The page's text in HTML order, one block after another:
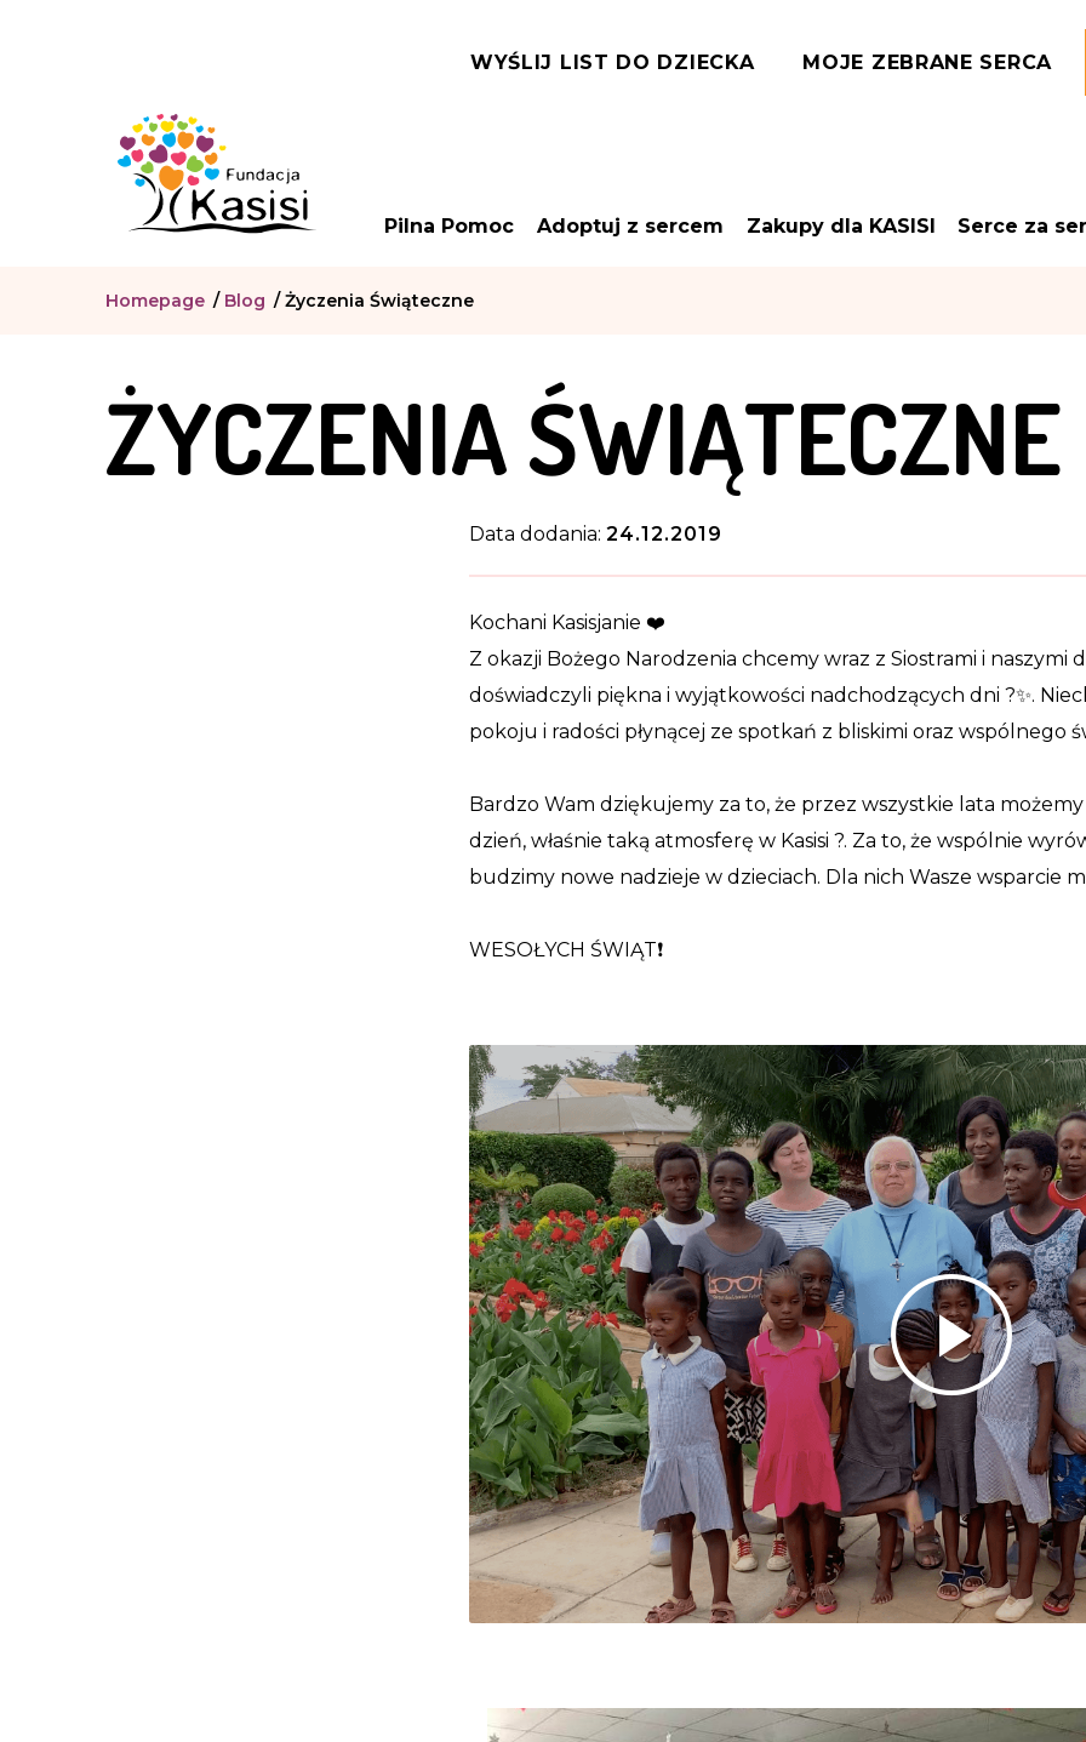
WYŚLIJ LIST DO DZIECKA MOJE ZEBRANE SERCA
Pilna Pomoc Adoptuj z sercem Zakupy dla KASISI Serce za
Homepage / Blog /Życzenia Świąteczne
ŻYCZENIA ŚWIĄTECZNE
Data dodania: 24.12.2019
Kochani Kasisjanie ❤️
Z okazji Bożego Narodzenia chcemy wraz z Siostrami i naszymi
doświadczyli piękna i wyjątkowości nadchodzących dni ?✨.
pokoju i radości płynącej ze spotkań z bliskimi oraz wspólnego
Bardzo Wam dziękujemy za to, że przez wszystkie lata
dzień, właśnie taką atmosferę w Kasisi ?. Za to, że wspólnie
budzimy nowe nadzieje w dzieciach. Dla nich Wasze wsparcie
WESOŁYCH ŚWIĄT❗️